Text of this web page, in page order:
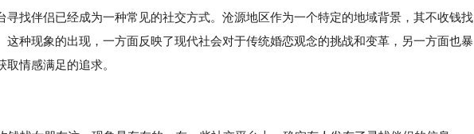
寻找伴侣已经成为一种常见的社交方式。沧源地区作为一个特定的地域背景，其不收钱找
这种现象的出现，一方面反映了现代社会对于传统婚恋观念的挑战和变革，另一方面也暴
情感满足的追求。